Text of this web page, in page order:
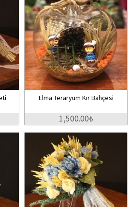
Elma Teraryum Kır Bahçesi
1,500.00₺